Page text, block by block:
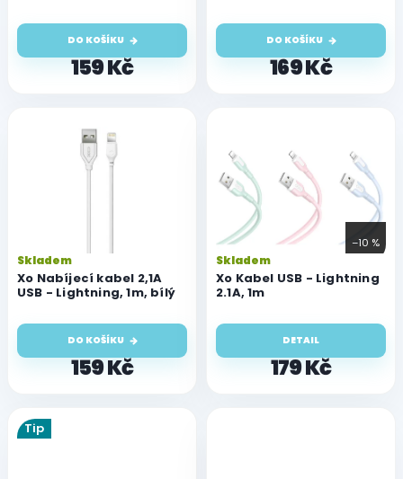
ů
iPhone, 1m
159 Kč
DO KOŠÍKU
iPhone, 2m
169 Kč
DO KOŠÍKU
Xo Nabíjecí kabel 2,1A
USB - Lightning, 1m, bílý
Skladem
159 Kč
DO KOŠÍKU
–10 %
Xo Kabel USB - Lightning
2.1A, 1m
Skladem
179 Kč
DETAIL
Tip